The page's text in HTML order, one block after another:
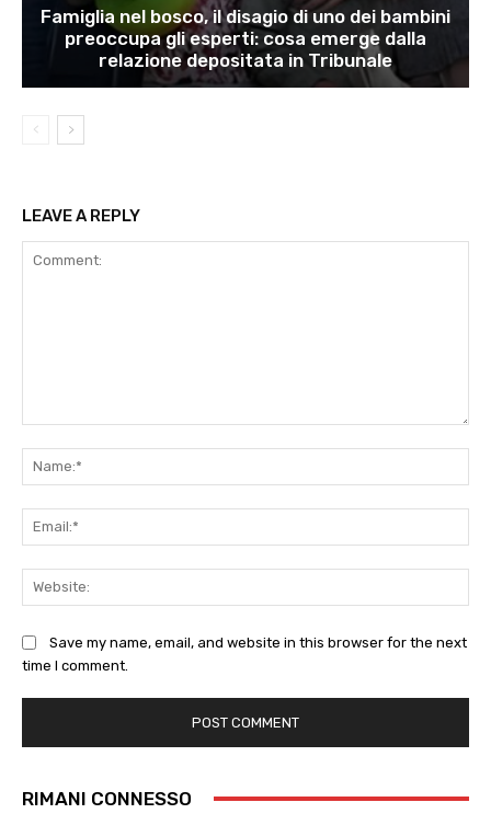
Famiglia nel bosco, il disagio di uno dei bambini
preoccupa gli esperti: cosa emerge dalla
relazione depositata in Tribunale
LEAVE A REPLY
Save my name, email, and website in this browser for the next
time I comment.
RIMANI CONNESSO